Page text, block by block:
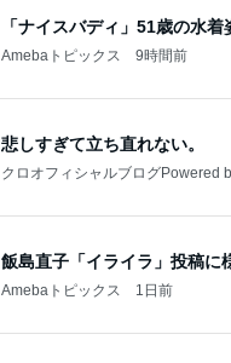
「ナイスバディ」51歳の水着
Amebaトピックス 9時間前
悲しすぎて立ち直れない。
クロオフィシャルブログPowered
飯島直子「イライラ」投稿に
Amebaトピックス 1日前